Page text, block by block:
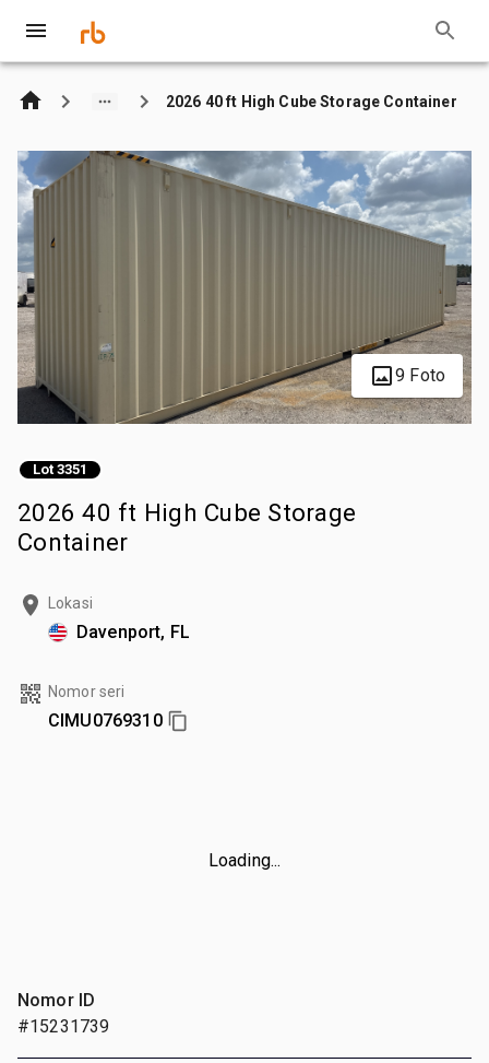
2026 40 ft High Cube Storage Container
9 Foto
Lot 3351
2026 40 ft High Cube Storage
Container
Lokasi
Davenport, FL
Nomor seri
CIMU0769310
Loading...
Nomor ID
#15231739